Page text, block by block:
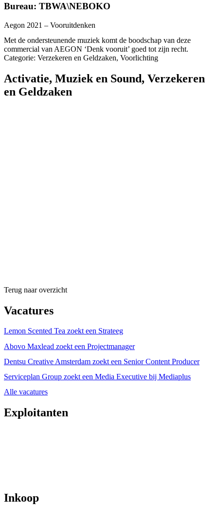
Bureau: TBWA\NEBOKO
Aegon 2021 – Vooruitdenken
Met de ondersteunende muziek komt de boodschap van deze
commercial van AEGON ‘Denk vooruit’ goed tot zijn recht.
Categorie: Verzekeren en Geldzaken, Voorlichting
Activatie, Muziek en Sound, Verzekeren
en Geldzaken
Terug naar overzicht
Vacatures
Lemon Scented Tea zoekt een Strateeg
Abovo Maxlead zoekt een Projectmanager
Dentsu Creative Amsterdam zoekt een Senior Content Producer
Serviceplan Group zoekt een Media Executive bij Mediaplus
Alle vacatures
Exploitanten
Inkoop